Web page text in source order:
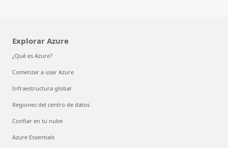
Explorar Azure
¿Qué es Azure?
Comenzar a usar Azure
Infraestructura global
Regiones del centro de datos
Confiar en tu nube
Azure Essentials